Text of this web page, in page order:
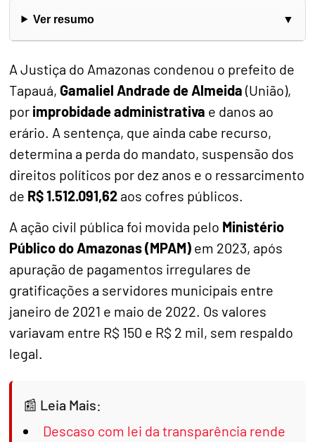
Ver resumo
A Justiça do Amazonas condenou o prefeito de
Tapauá, Gamaliel Andrade de Almeida (União),
por improbidade administrativa e danos ao
erário. A sentença, que ainda cabe recurso,
determina a perda do mandato, suspensão dos
direitos políticos por dez anos e o ressarcimento
de R$ 1.512.091,62 aos cofres públicos.
A ação civil pública foi movida pelo Ministério
Público do Amazonas (MPAM) em 2023, após
apuração de pagamentos irregulares de
gratificações a servidores municipais entre
janeiro de 2021 e maio de 2022. Os valores
variavam entre R$ 150 e R$ 2 mil, sem respaldo
legal.
Leia Mais:
Descaso com lei da transparência rende